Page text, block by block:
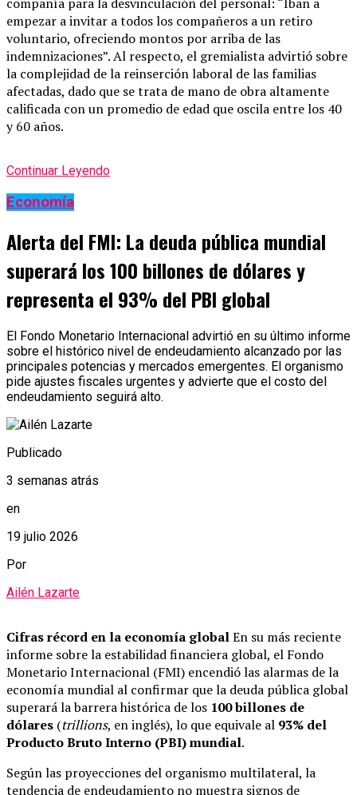
empezar a invitar a todos los compañeros a un retiro
voluntario, ofreciendo montos por arriba de las
indemnizaciones”. Al respecto, el gremialista advirtió sobre
la complejidad de la reinserción laboral de las familias
afectadas, dado que se trata de mano de obra altamente
calificada con un promedio de edad que oscila entre los 40
y 60 años.
Continuar Leyendo
Economía
Alerta del FMI: La deuda pública mundial
superará los 100 billones de dólares y
representa el 93% del PBI global
El Fondo Monetario Internacional advirtió en su último informe
sobre el histórico nivel de endeudamiento alcanzado por las
principales potencias y mercados emergentes. El organismo
pide ajustes fiscales urgentes y advierte que el costo del
endeudamiento seguirá alto.
Publicado
3 semanas atrás
en
19 julio 2026
Por
Ailén Lazarte
Cifras récord en la economía globalEn su más reciente
informe sobre la estabilidad financiera global, el Fondo
Monetario Internacional (FMI) encendió las alarmas de la
economía mundial al confirmar que la deuda pública global
superará la barrera histórica de los 100 billones de
dólares (trillions, en inglés), lo que equivale al 93% del
Producto Bruto Interno (PBI) mundial.
Según las proyecciones del organismo multilateral, la
tendencia de endeudamiento no muestra signos de